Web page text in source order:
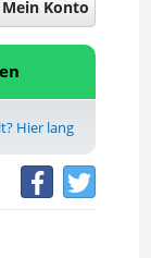
Mein Konto
Hier lang